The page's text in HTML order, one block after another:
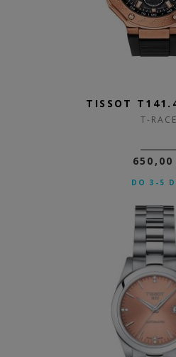
TISSOT
T-RACE
650,00
DO 3-5